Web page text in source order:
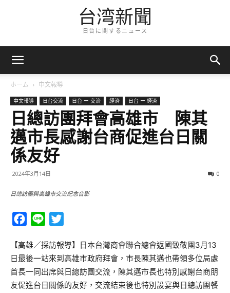
台湾新聞
日台に関するニュース
ホーム 中文報導
中文報導 日台交流 日台 ー 交流 経済 日台 ー 経済
日總訪團拜會高雄市 陳其
邁市長感謝台商促進台日關
係友好
2024年3月14日 0
日總訪團與高雄市交流紀念合影
Facebook
Line
【高雄／採訪報導】日本台灣商會聯合總會返國致敬團3月13
日最後一站來到高雄市政府拜會，市長陳其邁也帶領多位局處
首長一同出席與日總訪團交流，陳其邁市長也特別感謝台商朋
友促進台日關係的友好，交流結束後也特別設宴與日總訪團餐